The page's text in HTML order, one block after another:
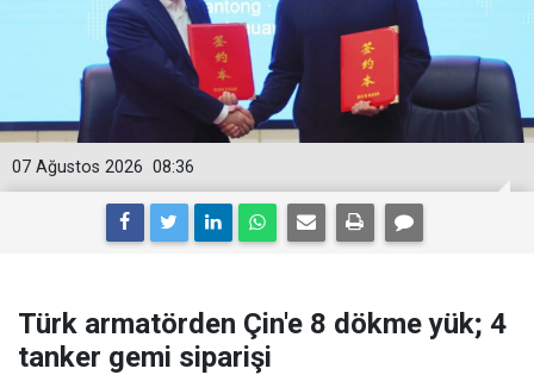
08:36
07 Ağustos 2026
Türk armatörden Çin'e 8 dökme yük; 4
tanker gemi siparişi